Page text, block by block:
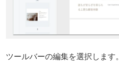
ツールバーの編集を選択します。